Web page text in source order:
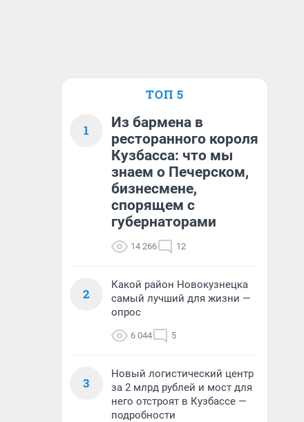
ТОП 5
1
Из бармена в
ресторанного короля
Кузбасса: что мы
знаем о Печерском,
бизнесмене,
спорящем с
губернаторами
14 266 12
2
Какой район Новокузнецка
самый лучший для жизни —
опрос
6 044 5
3
Новый логистический центр
за 2 млрд рублей и мост для
него отстроят в Кузбассе —
подробности